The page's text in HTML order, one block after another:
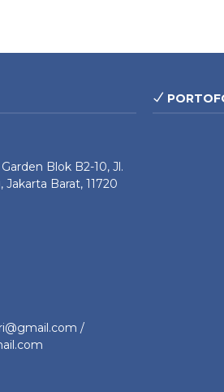
Blok B2-10, Jl.
Barat, 11720
/